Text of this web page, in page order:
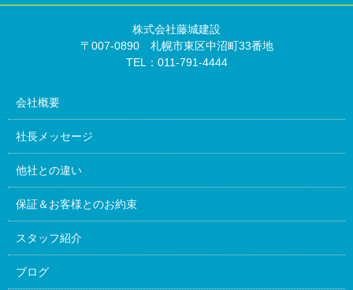
株式会社藤城建設
〒007-0890 札幌市東区中沼町33番地
TEL：011-791-4444
会社概要
社長メッセージ
他社との違い
保証＆お客様とのお約束
スタッフ紹介
ブログ